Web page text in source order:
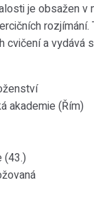
je obsažen
cvičení a vydává
akademie (Řím)
(43.)